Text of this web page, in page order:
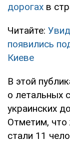
дорогах в
Читайте:
появились
Киеве
В этой
о летальных
украинских
Отметим,
стали 11